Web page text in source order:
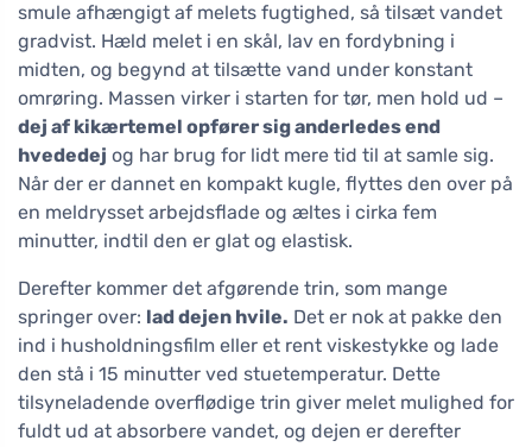
smule afhængigt af melets fugtighed, så tilsæt vandet
gradvist. Hæld melet i en skål, lav en fordybning i
midten, og begynd at tilsætte vand under konstant
omrøring. Massen virker i starten for tør, men hold ud –
dej af kikærtemel opfører sig anderledes end
hvededej og har brug for lidt mere tid til at samle sig.
Når der er dannet en kompakt kugle, flyttes den over på
en meldrysset arbejdsflade og æltes i cirka fem
minutter, indtil den er glat og elastisk.
Derefter kommer det afgørende trin, som mange
springer over: lad dejen hvile. Det er nok at pakke den
ind i husholdningsfilm eller et rent viskestykke og lade
den stå i 15 minutter ved stuetemperatur. Dette
tilsyneladende overflødige trin giver melet mulighed for
fuldt ud at absorbere vandet, og dejen er derefter